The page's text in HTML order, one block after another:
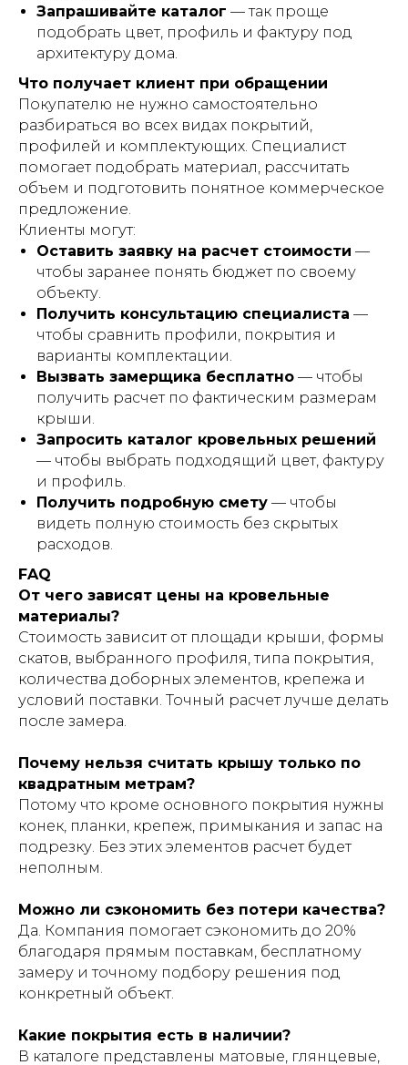
Запрашивайте каталог — так проще
подобрать цвет, профиль и фактуру под
архитектуру дома.
Что получает клиент при обращении
Покупателю не нужно самостоятельно
разбираться во всех видах покрытий,
профилей и комплектующих. Специалист
помогает подобрать материал, рассчитать
объем и подготовить понятное коммерческое
предложение.
Клиенты могут:
Оставить заявку на расчет стоимости —
чтобы заранее понять бюджет по своему
объекту.
Получить консультацию специалиста —
чтобы сравнить профили, покрытия и
варианты комплектации.
Вызвать замерщика бесплатно — чтобы
получить расчет по фактическим размерам
крыши.
Запросить каталог кровельных решений
— чтобы выбрать подходящий цвет, фактуру
и профиль.
Получить подробную смету — чтобы
видеть полную стоимость без скрытых
расходов.
FAQ
От чего зависят цены на кровельные
материалы?
Стоимость зависит от площади крыши, формы
скатов, выбранного профиля, типа покрытия,
количества доборных элементов, крепежа и
условий поставки. Точный расчет лучше делать
после замера.
Почему нельзя считать крышу только по
квадратным метрам?
Потому что кроме основного покрытия нужны
конек, планки, крепеж, примыкания и запас на
подрезку. Без этих элементов расчет будет
неполным.
Можно ли сэкономить без потери качества?
Да. Компания помогает сэкономить до 20%
благодаря прямым поставкам, бесплатному
замеру и точному подбору решения под
конкретный объект.
Какие покрытия есть в наличии?
В каталоге представлены матовые, глянцевые,